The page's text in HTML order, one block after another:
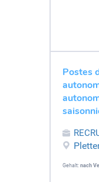
Postes
Gehalt: nach